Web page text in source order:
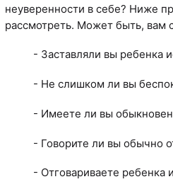
неуверенности в себе? Ниже
рассмотреть. Может быть, вам
- Заставляли вы ребенка
- Не слишком ли вы
- Имеете ли вы
- Говорите ли вы обычно
- Отговариваете ребенка